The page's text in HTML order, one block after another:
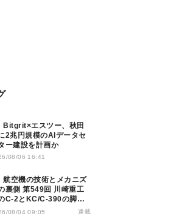
2兆円規模のAIデータセ
ー建設を計画か
08/06 16:41
航空機の技術とメカニズ
裏側 第549回 川崎重工
C-2とKC/C-390の脚は
違う? - 降着装置は複雑
08/04 09:05 連載